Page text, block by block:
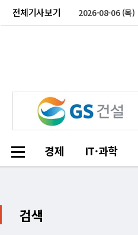
전체기사보기 2026-08-06 (목)
경제 IT·과학
검색